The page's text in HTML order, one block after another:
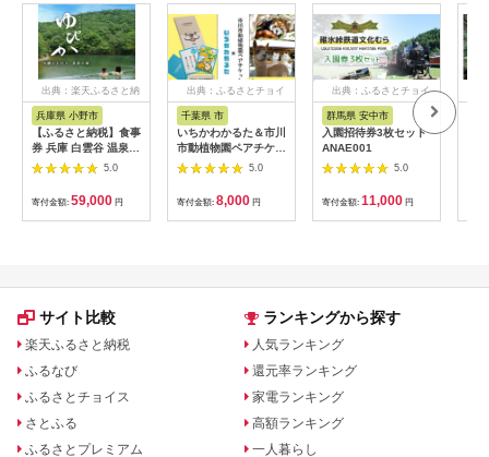
出典：楽天ふるさと納
兵庫県 小野市
【ふるさと納税】食事
券 兵庫 白雲谷 温泉
ゆぴか 入浴券 10枚＋
お食事券 (1,000円)
10枚 セット 旅行 旅
温泉旅行 スパ サウナ
岩盤浴 マッサージ エ
トラン 健康 美容 兵庫
5.0
寄付金額: 59,000 円
出典：ふるさとチョイ
千葉県 市
いちかわかるた＆市川
市動植物園ペアチケッ
ト 【12203-0196】
5.0
寄付金額: 8,000 円
出典：ふるさとチョイ
群馬県 安中市
入園招待券3枚セット
ANAE001
5.0
寄付金額: 11,000 円
サイト比較
楽天ふるさと納税
ふるなび
ふるさとチョイス
さとふる
ふるさとプレミアム
ランキングから探す
人気ランキング
還元率ランキング
家電ランキング
高額ランキング
一人暮らし